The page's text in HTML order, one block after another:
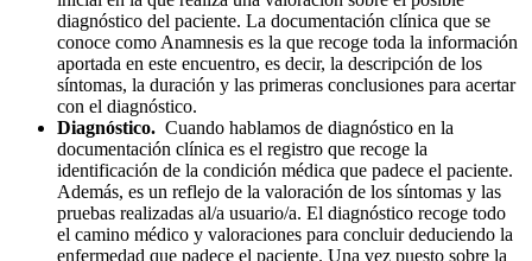
diagnóstico del paciente. La documentación clínica que se
conoce como Anamnesis es la que recoge toda la información
aportada en este encuentro, es decir, la descripción de los
síntomas, la duración y las primeras conclusiones para acertar
con el diagnóstico.
Diagnóstico. Cuando hablamos de diagnóstico en la
documentación clínica es el registro que recoge la
identificación de la condición médica que padece el paciente.
Además, es un reflejo de la valoración de los síntomas y las
pruebas realizadas al/a usuario/a. El diagnóstico recoge todo
el camino médico y valoraciones para concluir deduciendo la
enfermedad que padece el paciente. Una vez puesto sobre la